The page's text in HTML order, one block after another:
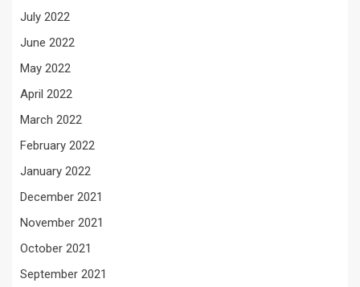
July 2022
June 2022
May 2022
April 2022
March 2022
February 2022
January 2022
December 2021
November 2021
October 2021
September 2021